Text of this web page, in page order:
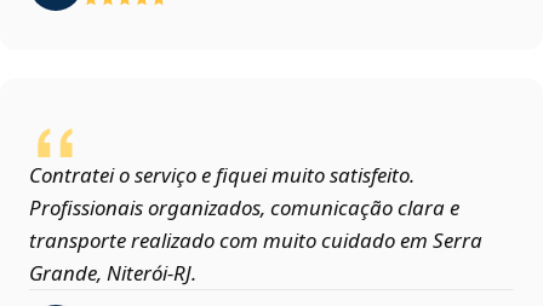
Contratei o serviço e fiquei muito satisfeito.
Profissionais organizados, comunicação clara e
transporte realizado com muito cuidado em Serra
Grande, Niterói‑RJ.